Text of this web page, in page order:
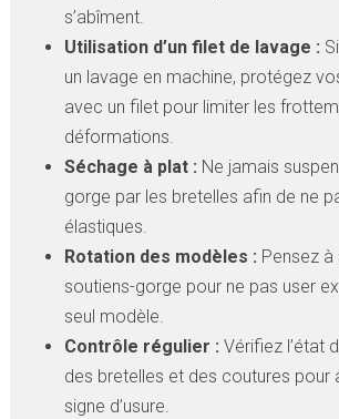
s’abîment.
Utilisation d’un filet de lavage :
un lavage en machine, protégez
avec un filet pour limiter les
déformations.
Séchage à plat : Ne jamais
gorge par les bretelles afin de ne
élastiques.
Rotation des modèles : Pensez à
soutiens-gorge pour ne pas user
seul modèle.
Contrôle régulier : Vérifiez l’état
des bretelles et des coutures pour
signe d’usure.